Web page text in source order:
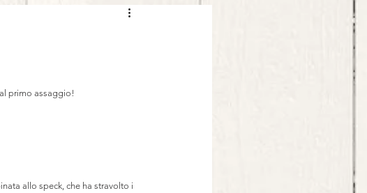
primo assaggio!
allo speck, che ha stravolto i